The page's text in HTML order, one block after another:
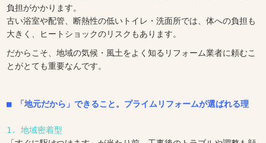
負担がかかります。
古い浴室や配管、断熱性の低いトイレ・洗面所では、体への負担も
大きく、ヒートショックのリスクもあります。
だからこそ、地域の気候・風土をよく知るリフォーム業者に頼むこ
とがとても重要なんです。
1. 地域密着型